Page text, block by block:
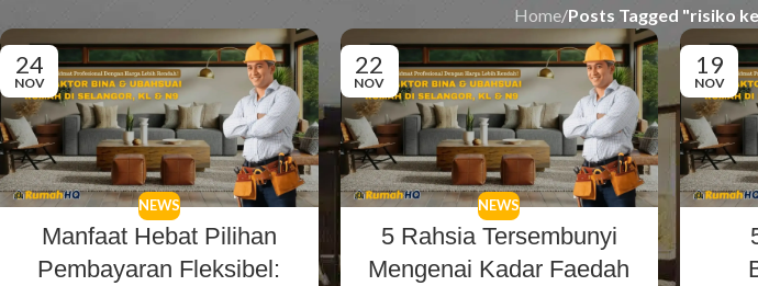
Home/Posts Tagged "risiko
24
NOV
NEWS
Manfaat Hebat Pilihan
Pembayaran Fleksibel:
22
NOV
NEWS
5 Rahsia Tersembunyi
Mengenai Kadar Faedah
19
NOV